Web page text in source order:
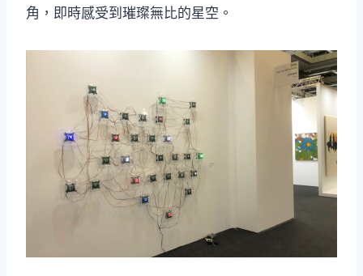
角，即時感受到璀璨無比的星空。